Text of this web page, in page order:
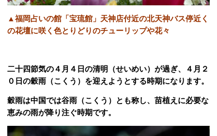
▲福岡占いの館「宝琉館」天神店付近の北天神バス停近く
の花壇に咲く色とりどりのチューリップや花々
二十四節気の４月４日の清明（せいめい）が過ぎ、４月２
０日の穀雨（こくう）を迎えようとする時期になります。
穀雨は中国では谷雨（こくう）とも称し、苗植えに必要な
恵みの雨が降り注ぐ時期です。